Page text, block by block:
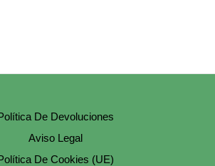
De Devoluciones
Aviso Legal
De Cookies (UE)